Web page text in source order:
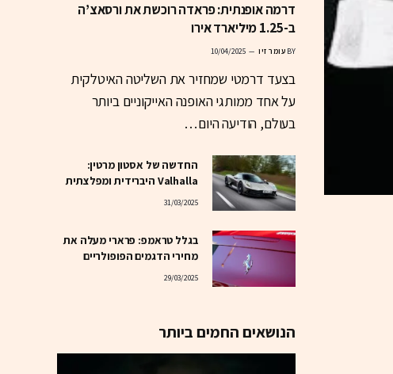
דרמה אופנתית: פראדה רוכשת את ורסאצ’ה
ב-1.25 מיליארד אירו
BY עומר זיו 10/04/2025
בצעד דרמטי שמחזיר את השליטה האיטלקית
על אחד ממותגי האופנה האייקוניים ביותר
בעולם, הודיעה היום…
החדשה של אסטון מרטין:
Valhalla היברידית ומפלצתית
31/03/2025
בגלל טראמפ: פרארי מעלה את
מחירי הדגמים הפופולריים
29/03/2025
הנושאים החמים ביותר